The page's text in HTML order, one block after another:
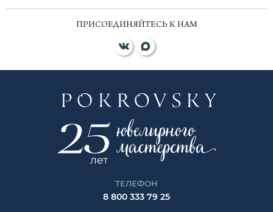
ПРИСОЕДИНЯЙТЕСЬ К НАМ
ТЕЛЕФОН
8 800 333 79 25